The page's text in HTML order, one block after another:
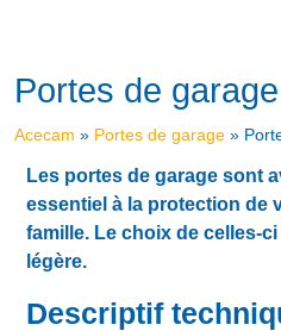
Portes de
Acecam » Portes de garage »
Les portes de garage sont
essentiel à la protection de
famille. Le choix de celles-
légère.
Descriptif